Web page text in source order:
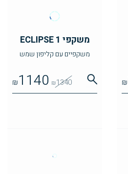
₪
משקפי ECLIPSE 1
משקפיים עם קליפון שמש
₪1340
₪1140